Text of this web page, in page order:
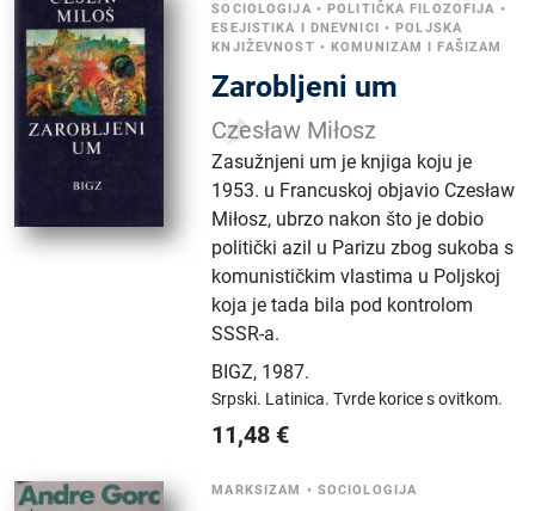
SOCIOLOGIJA •POLITIČKA FILOZOFIJA •
ESEJISTIKA I DNEVNICI •POLJSKA
KNJIŽEVNOST •KOMUNIZAM I FAŠIZAM
Zarobljeni um
Czesław Miłosz
Zasužnjeni um je knjiga koju je
1953. u Francuskoj objavio Czesław
Miłosz, ubrzo nakon što je dobio
politički azil u Parizu zbog sukoba s
komunističkim vlastima u Poljskoj
koja je tada bila pod kontrolom
SSSR-a.
BIGZ, 1987.
Srpski. Latinica.Tvrde korice s ovitkom.
11,48 €
MARKSIZAM • SOCIOLOGIJA